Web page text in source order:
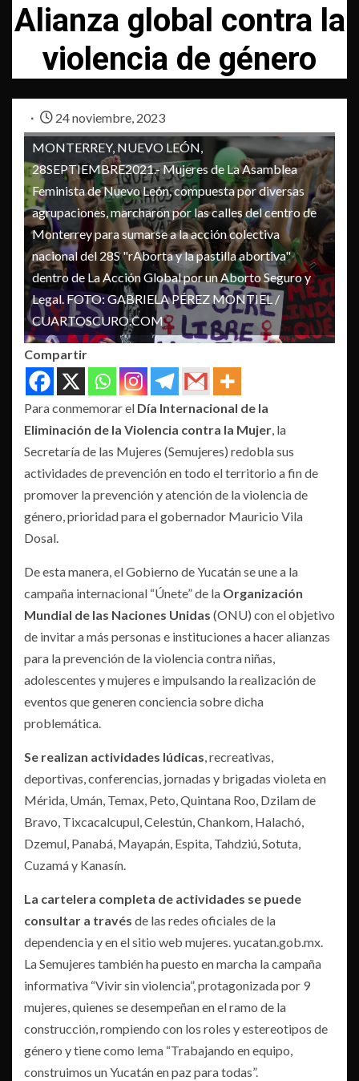
Alianza global contra la
violencia de género
24 noviembre, 2023
MONTERREY, NUEVO LEÓN,
28SEPTIEMBRE2021.- Mujeres de La Asamblea
Feminista de Nuevo León, compuesta por diversas
agrupaciones, marcharon por las calles del centro de
Monterrey para sumarse a la acción colectiva
nacional del 28S "rAborta y la pastilla abortiva"
dentro de La Acción Global por un Aborto Seguro y
Legal. FOTO: GABRIELA PÉREZ MONTIEL /
CUARTOSCURO.COM
Compartir
Para conmemorar el Día Internacional de la
Eliminación de la Violencia contra la Mujer, la
Secretaría de las Mujeres (Semujeres) redobla sus
actividades de prevención en todo el territorio a fin de
promover la prevención y atención de la violencia de
género, prioridad para el gobernador Mauricio Vila
Dosal.
De esta manera, el Gobierno de Yucatán se une a la
campaña internacional “Únete” de la Organización
Mundial de las Naciones Unidas (ONU) con el objetivo
de invitar a más personas e instituciones a hacer alianzas
para la prevención de la violencia contra niñas,
adolescentes y mujeres e impulsando la realización de
eventos que generen conciencia sobre dicha
problemática.
Se realizan actividades lúdicas, recreativas,
deportivas, conferencias, jornadas y brigadas violeta en
Mérida, Umán, Temax, Peto, Quintana Roo, Dzilam de
Bravo, Tixcacalcupul, Celestún, Chankom, Halachó,
Dzemul, Panabá, Mayapán, Espita, Tahdziú, Sotuta,
Cuzamá y Kanasín.
La cartelera completa de actividades se puede
consultar a través de las redes oficiales de la
dependencia y en el sitio web mujeres. yucatan.gob.mx.
La Semujeres también ha puesto en marcha la campaña
informativa “Vivir sin violencia”, protagonizada por 9
mujeres, quienes se desempeñan en el ramo de la
construcción, rompiendo con los roles y estereotipos de
género y tiene como lema “Trabajando en equipo,
construimos un Yucatán en paz para todas”.